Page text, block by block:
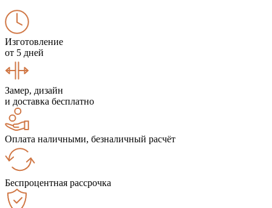
Изготовление
от 5 дней
Замер, дизайн
и доставка бесплатно
Оплата наличными, безналичный расчёт
Беспроцентная рассрочка